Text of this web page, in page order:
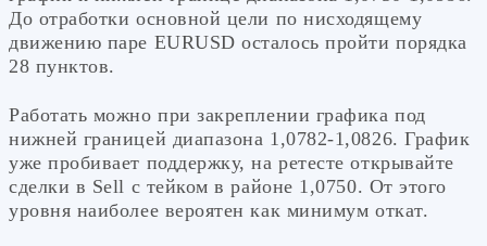
До отработки основной цели по нисходящему
движению паре EURUSD осталось пройти порядка
28 пунктов.
Работать можно при закреплении графика под
нижней границей диапазона 1,0782-1,0826. График
уже пробивает поддержку, на ретесте открывайте
сделки в Sell с тейком в районе 1,0750. От этого
уровня наиболее вероятен как минимум откат.